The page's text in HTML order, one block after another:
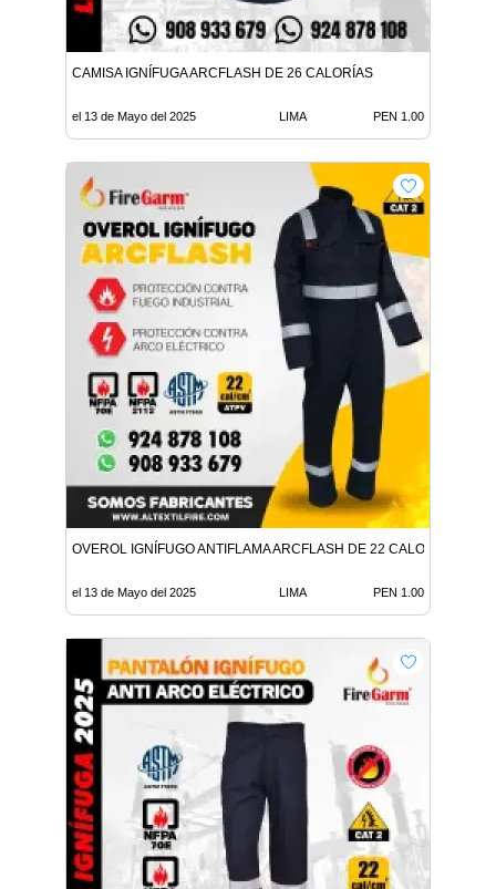
CAMISA IGNÍFUGA ARCFLASH DE 26 CALORÍAS
el 13 de Mayo del 2025 LIMA PEN 1.00
OVEROL IGNÍFUGO ANTIFLAMA ARCFLASH DE 22 CALORIAS
el 13 de Mayo del 2025 LIMA PEN 1.00